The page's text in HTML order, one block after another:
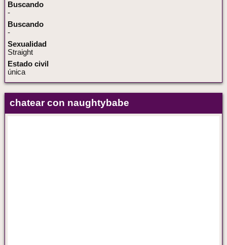
Buscando
-
Buscando
-
Sexualidad
Straight
Estado civil
única
chatear con naughtybabe